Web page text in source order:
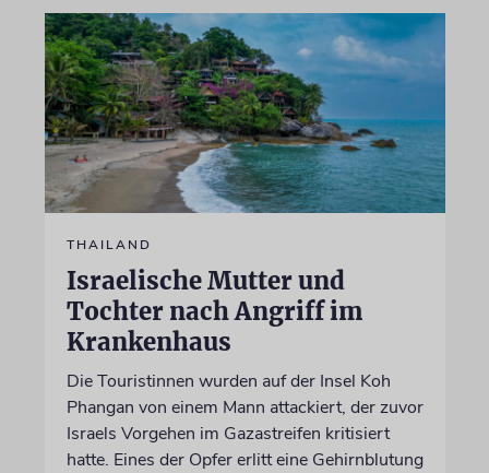
THAILAND
Israelische Mutter und
Tochter nach Angriff im
Krankenhaus
Die Touristinnen wurden auf der Insel Koh
Phangan von einem Mann attackiert, der zuvor
Israels Vorgehen im Gazastreifen kritisiert
hatte. Eines der Opfer erlitt eine Gehirnblutung